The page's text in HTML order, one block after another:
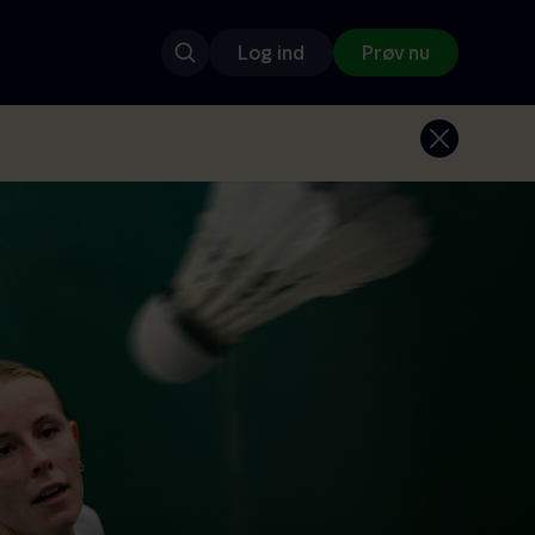
Log ind Prøv nu